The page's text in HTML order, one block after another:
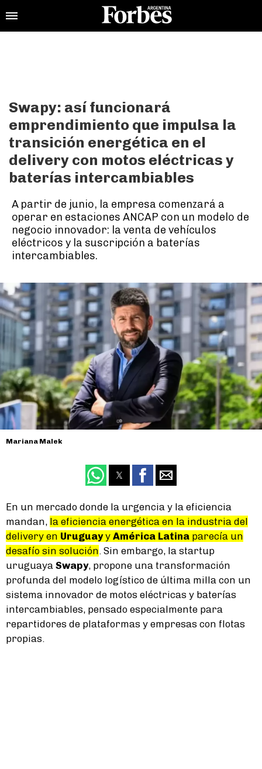
Swapy: así funcionará
emprendimiento que impulsa la
transición energética en el
delivery con motos eléctricas y
baterías intercambiables
A partir de junio, la empresa comenzará a
operar en estaciones ANCAP con un modelo de
negocio innovador: la venta de vehículos
eléctricos y la suscripción a baterías
intercambiables.
Mariana Malek
En un mercado donde la urgencia y la eficiencia
mandan, la eficiencia energética en la industria del
delivery en Uruguayy América Latina parecía un
desafío sin solución . Sin embargo, la startup
uruguaya Swapy, propone una transformación
profunda del modelo logístico de última milla con un
sistema innovador de motos eléctricas y baterías
intercambiables, pensado especialmente para
repartidores de plataformas y empresas con flotas
propias.